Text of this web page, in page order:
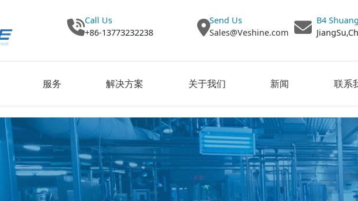
Call Us
+86-13773232238
Send Us
Sales@Veshine.com
B4
服务 解决方案 关于我们 新闻 联系